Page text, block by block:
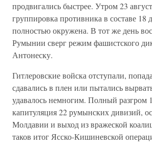
продвигались быстрее. Утром 23
группировка противника в составе 18
полностью окружена. В тот же день
Румынии сверг режим фашистского
Антонеску.
Гитлеровские войска отступали,
сдавались в плен или пытались
удавалось немногим. Полный разгром
капитуляция 22 румынских дивизий,
Молдавии и выход из вражеской
таков итог Ясско-Кишиневской